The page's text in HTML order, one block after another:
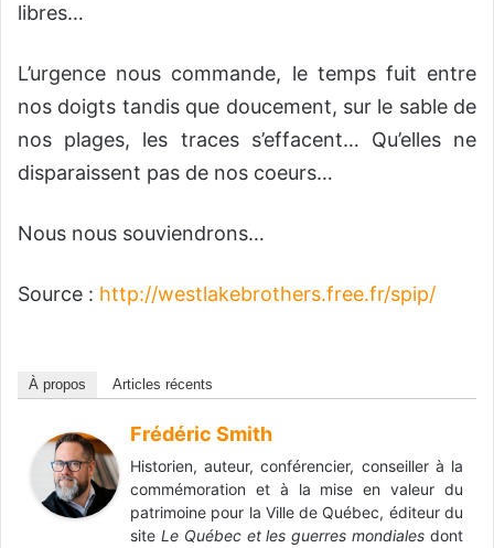
libres…
L’urgence nous commande, le temps fuit entre
nos doigts tandis que doucement, sur le sable de
nos plages, les traces s’effacent… Qu’elles ne
disparaissent pas de nos coeurs…
Nous nous souviendrons…
Source : http://westlakebrothers.free.fr/spip/
À propos Articles récents
Frédéric Smith
Historien, auteur, conférencier, conseiller à la
commémoration et à la mise en valeur du
patrimoine pour la Ville de Québec, éditeur du
site Le Québec et les guerres mondiales dont